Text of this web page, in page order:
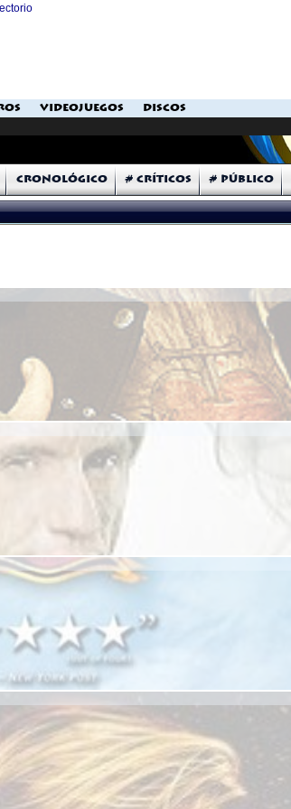
VIDEOJUEGOS
DISCOS
Cronológico # Críticos # Público